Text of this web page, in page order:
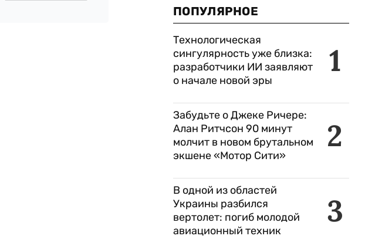
ПОПУЛЯРНОЕ
1
Технологическая
сингулярность уже близка:
разработчики ИИ заявляют
о начале новой эры
2
Забудьте о Джеке Ричере:
Алан Ритчсон 90 минут
молчит в новом брутальном
экшене «Мотор Сити»
3
В одной из областей
Украины разбился
вертолет: погиб молодой
авиационный техник